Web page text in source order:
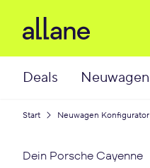
Deals Neuwagen
Dein Porsche Cayenne
Start Neuwagen Konfigurator